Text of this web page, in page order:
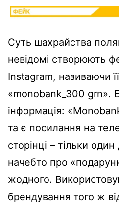
Суть шахрайства
невідомі створюють
Instagram, називаючи
«monobank_300 grn».
інформація:
та є посилання на
сторінці – тільки
начебто про
жодного.
брендування того ж